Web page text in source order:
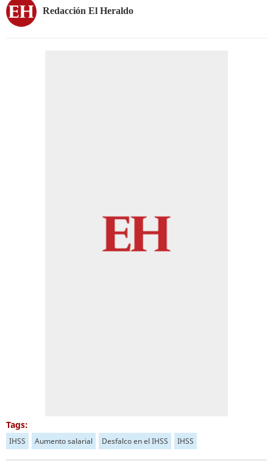
Redacción El Heraldo
Tags:
IHSS Aumento salarial Desfalco en el IHSS IHSS